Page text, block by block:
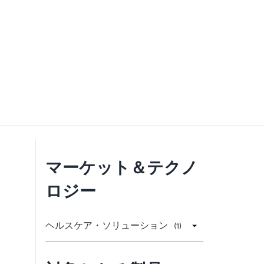
マーケット＆テクノ
ロジー
ヘルスケア・ソリューション (1)